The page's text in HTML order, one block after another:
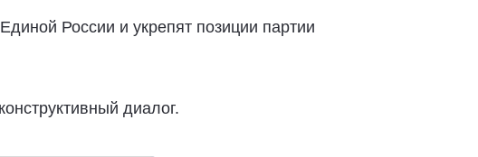
России и укрепят позиции партии
диалог.